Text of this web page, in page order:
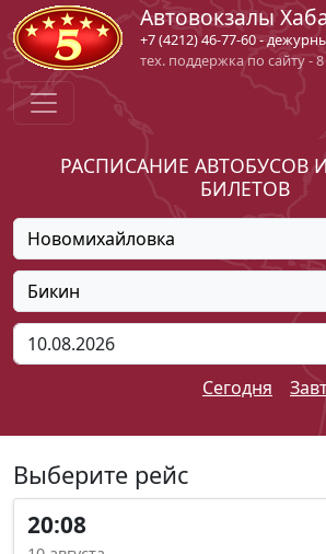
Автовокзалы
+7 (4212) 46-77-60 -
тех. поддержка по сайту -
РАСПИСАНИЕ АВТОБУСОВ
БИЛЕТОВ
Новомихайловка
Бикин
Сегодня
Выберите рейс
20:08